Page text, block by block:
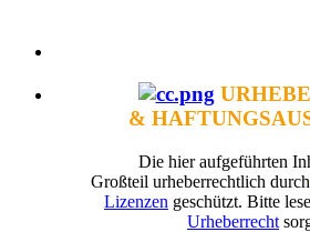
&
Die hier aufgeführten
Großteil urheberrechtlich durch
Lizenzen geschützt. Bitte
Urheberrecht